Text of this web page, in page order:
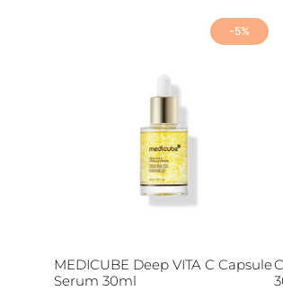
-5%
MEDICUBE Deep VITA C Capsule
Serum 30ml